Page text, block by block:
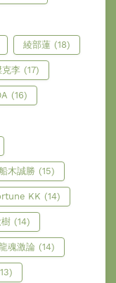
綾部蓮 (18)
克李 (17)
(16)
木誠勝 (15)
KK (14)
(14)
魂激論 (14)